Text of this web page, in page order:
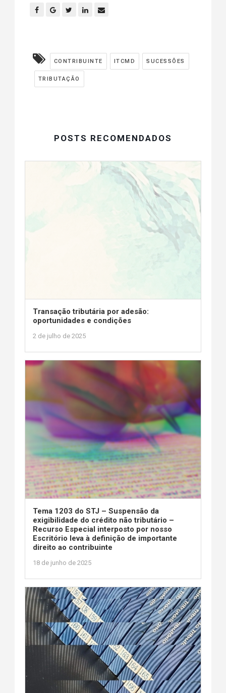
CONTRIBUINTE ITCMD SUCESSÕES
TRIBUTAÇÃO
POSTS RECOMENDADOS
Transação tributária por adesão:
oportunidades e condições
2 de julho de 2025
Tema 1203 do STJ – Suspensão da
exigibilidade do crédito não tributário –
Recurso Especial interposto por nosso
Escritório leva à definição de importante
direito ao contribuinte
18 de junho de 2025